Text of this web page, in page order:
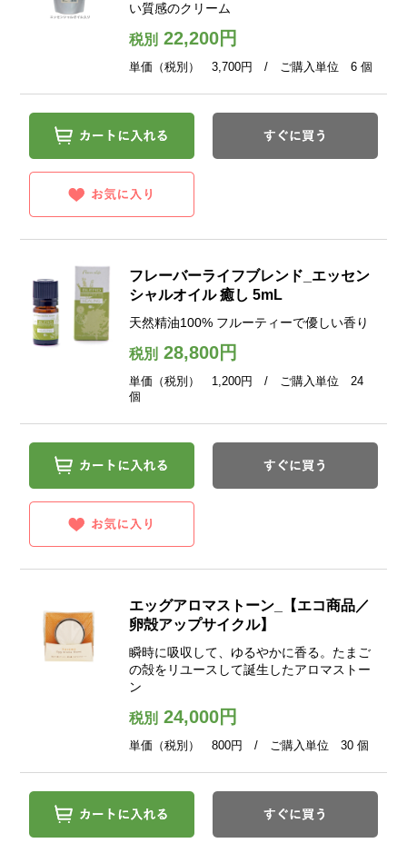
い質感のクリーム
税別22,200円
単価（税別） 3,700円 / ご購入単位 6 個
フレーバーライフブレンド_エッセン
シャルオイル 癒し 5mL
天然精油100% フルーティーで優しい香り
税別28,800円
単価（税別） 1,200円 / ご購入単位 24
個
エッグアロマストーン_【エコ商品／
卵殻アップサイクル】
瞬時に吸収して、ゆるやかに香る。たまご
の殻をリユースして誕生したアロマストー
ン
税別24,000円
単価（税別） 800円 / ご購入単位 30 個